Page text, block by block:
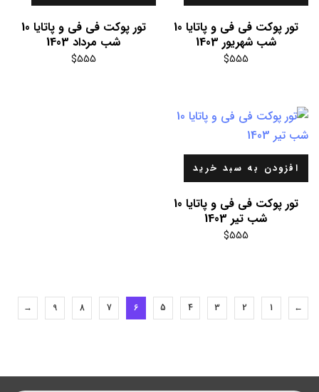
تور پوکت فی فی و پاتایا 10
شب شهریور 1403
$555
تور پوکت فی فی و پاتایا 10
شب مرداد 1403
$555
افزودن به سبد خرید
تور پوکت فی فی و پاتایا 10
شب تیر 1403
$555
←
1
2
3
4
5
6
7
8
9
→